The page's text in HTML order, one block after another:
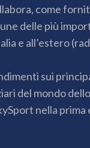
come
delle più
e all’estero
sui
del mondo
nella prima